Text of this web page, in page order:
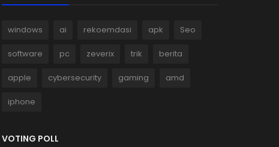
windows ai rekoemdasi apk Seo
software pc zeverix trik berita
apple cybersecurity gaming amd
iphone
VOTING POLL